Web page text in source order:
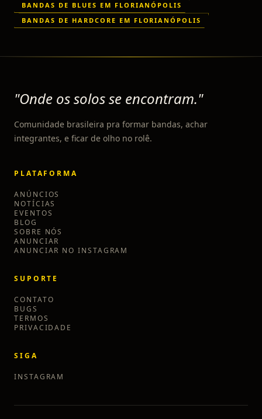
BANDAS DE BLUES EM FLORIANÓPOLIS
BANDAS DE HARDCORE EM FLORIANÓPOLIS
"Onde os solos se encontram."
Comunidade brasileira pra formar bandas, achar
integrantes, e ficar de olho no rolê.
PLATAFORMA
ANÚNCIOS
NOTÍCIAS
EVENTOS
BLOG
SOBRE NÓS
ANUNCIAR
ANUNCIAR NO INSTAGRAM
SUPORTE
CONTATO
BUGS
TERMOS
PRIVACIDADE
SIGA
INSTAGRAM